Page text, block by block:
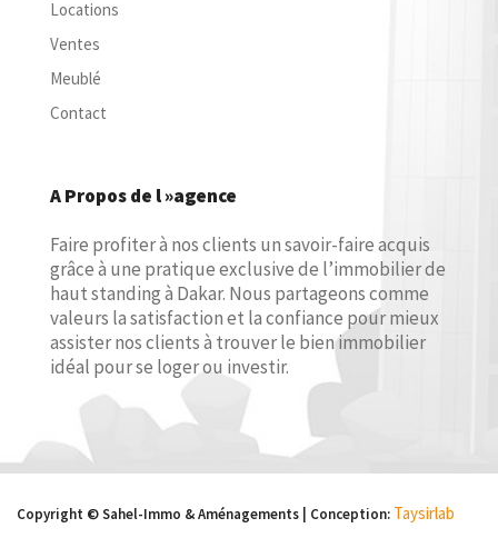
Locations
Ventes
Meublé
Contact
A Propos de l »agence
Faire profiter à nos clients un savoir-faire acquis
grâce à une pratique exclusive de l’immobilier de
haut standing à Dakar. Nous partageons comme
valeurs la satisfaction et la confiance pour mieux
assister nos clients à trouver le bien immobilier
idéal pour se loger ou investir.
Copyright © Sahel-Immo & Aménagements | Conception: Taysirlab